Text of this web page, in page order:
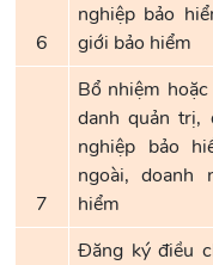
6
nghiệp bảo
giới bảo hiểm
7
Bổ nhiệm
danh quản trị,
nghiệp bảo
ngoài, doanh
hiểm
Đăng ký điều